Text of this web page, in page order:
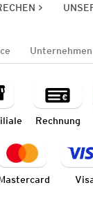
Unternehmen
Rechnung